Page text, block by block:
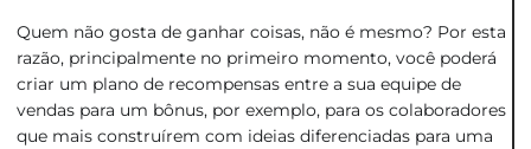
Quem não gosta de ganhar coisas, não é mesmo? Por esta
razão, principalmente no primeiro momento, você poderá
criar um plano de recompensas entre a sua equipe de
vendas para um bônus, por exemplo, para os colaboradores
que mais construírem com ideias diferenciadas para uma